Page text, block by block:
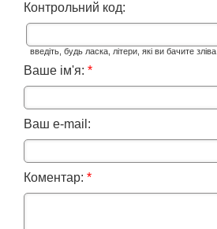
Контрольний код:
введіть, будь ласка, літери, які ви бачите зліва
Ваше ім'я: *
Ваш e-mail:
Коментар: *